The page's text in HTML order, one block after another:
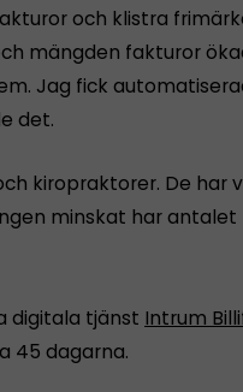
och klistra
mängden fakturor
Jag fick
det.
kiropraktorer. De har
minskat har
digitala tjänst Intrum
45 dagarna.